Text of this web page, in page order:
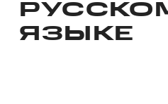
ЯЗЫКЕ